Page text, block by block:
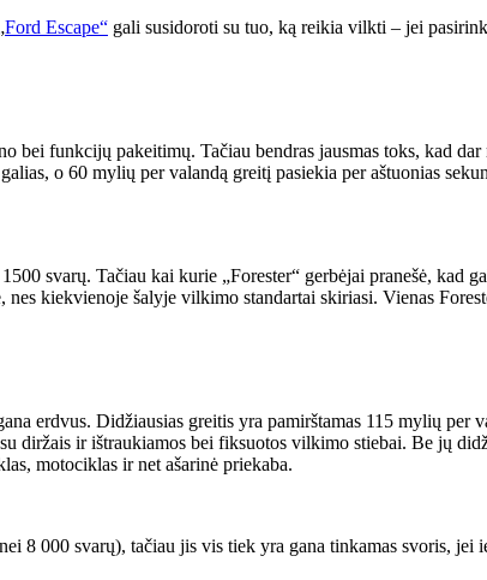
Ford Escape“ gali susidoroti su tuo, ką reikia vilkti – jei
bei funkcijų pakeitimų. Tačiau bendras jausmas toks, kad
o 60 mylių per valandą greitį pasiekia per aštuonias
svarų. Tačiau kai kurie „Forester“ gerbėjai pranešė, kad
kiekvienoje šalyje vilkimo standartai skiriasi. Vienas
erdvus. Didžiausias greitis yra pamirštamas 115 mylių per
ir ištraukiamos bei fiksuotos vilkimo stiebai. Be jų
motociklas ir net ašarinė priekaba.
000 svarų), tačiau jis vis tiek yra gana tinkamas svoris, jei